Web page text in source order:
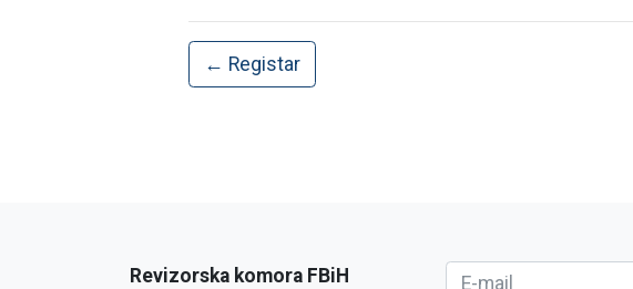
← Registar
Revizorska komora FBiH